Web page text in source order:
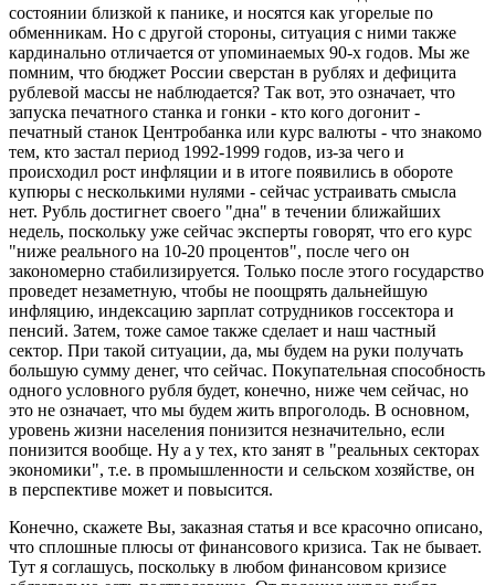
состоянии близкой к панике, и носятся как угорелые по
обменникам. Но с другой стороны, ситуация с ними также
кардинально отличается от упоминаемых 90-х годов. Мы же
помним, что бюджет России сверстан в рублях и дефицита
рублевой массы не наблюдается? Так вот, это означает, что
запуска печатного станка и гонки - кто кого догонит -
печатный станок Центробанка или курс валюты - что знакомо
тем, кто застал период 1992-1999 годов, из-за чего и
происходил рост инфляции и в итоге появились в обороте
купюры с несколькими нулями - сейчас устраивать смысла
нет. Рубль достигнет своего "дна" в течении ближайших
недель, поскольку уже сейчас эксперты говорят, что его курс
"ниже реального на 10-20 процентов", после чего он
закономерно стабилизируется. Только после этого государство
проведет незаметную, чтобы не поощрять дальнейшую
инфляцию, индексацию зарплат сотрудников госсектора и
пенсий. Затем, тоже самое также сделает и наш частный
сектор. При такой ситуации, да, мы будем на руки получать
большую сумму денег, что сейчас. Покупательная способность
одного условного рубля будет, конечно, ниже чем сейчас, но
это не означает, что мы будем жить впроголодь. В основном,
уровень жизни населения понизится незначительно, если
понизится вообще. Ну а у тех, кто занят в "реальных секторах
экономики", т.е. в промышленности и сельском хозяйстве, он
в перспективе может и повысится.
Конечно, скажете Вы, заказная статья и все красочно описано,
что сплошные плюсы от финансового кризиса. Так не бывает.
Тут я соглашусь, поскольку в любом финансовом кризисе